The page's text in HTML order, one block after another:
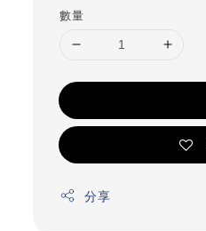
數量
分享